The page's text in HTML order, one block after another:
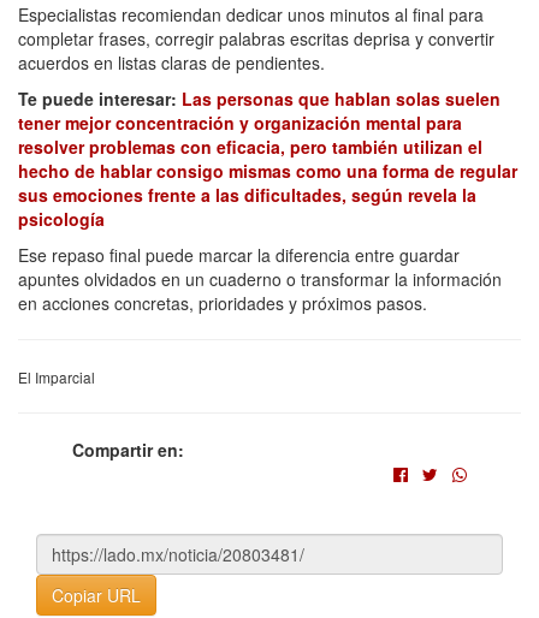
Especialistas recomiendan dedicar unos minutos al final para
completar frases, corregir palabras escritas deprisa y convertir
acuerdos en listas claras de pendientes.
Te puede interesar: Las personas que hablan solas suelen
tener mejor concentración y organización mental para
resolver problemas con eficacia, pero también utilizan el
hecho de hablar consigo mismas como una forma de regular
sus emociones frente a las dificultades, según revela la
psicología
Ese repaso final puede marcar la diferencia entre guardar
apuntes olvidados en un cuaderno o transformar la información
en acciones concretas, prioridades y próximos pasos.
El Imparcial
Compartir en:
Copiar URL